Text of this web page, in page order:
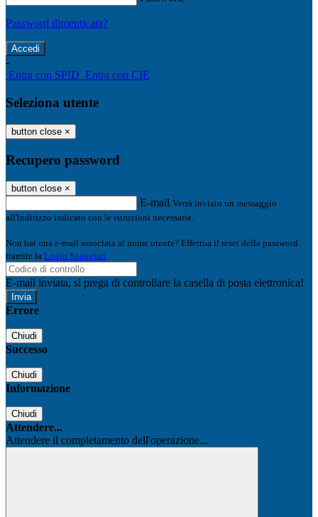
Password dimenticata?
-
Entra con SPID Entra con CIE
Seleziona utente
button close ×
Recupero password
button close ×
E-mail Verrà inviato un messaggio
all'indirizzo indicato con le istruzioni necessarie.
Non hai una e-mail associata al nome utente? Effettua il reset della password
tramite la Login Spaggiari
E-mail inviata, si prega di controllare la casella di posta elettronica!
Errore
Chiudi
Successo
Chiudi
Informazione
Chiudi
Attendere...
Attendere il completamento dell'operazione...